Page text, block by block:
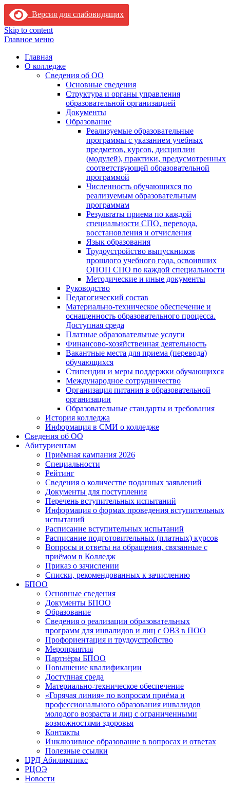
Версия для слабовидящих
Skip to content
Главное меню
Главная
О колледже
Сведения об ОО
Основные сведения
Структура и органы управления
образовательной организацией
Документы
Образование
Реализуемые образовательные
программы с указанием учебных
предметов, курсов, дисциплин
(модулей), практики, предусмотренных
соответствующей образовательной
программой
Численность обучающихся по
реализуемым образовательным
программам
Результаты приема по каждой
специальности СПО, перевода,
восстановления и отчисления
Язык образования
Трудоустройство выпускников
прошлого учебного года, освоивших
ОПОП СПО по каждой специальности
Методические и иные документы
Руководство
Педагогический состав
Материально-техническое обеспечение и
оснащенность образовательного процесса.
Доступная среда
Платные образовательные услуги
Финансово-хозяйственная деятельность
Вакантные места для приема (перевода)
обучающихся
Стипендии и меры поддержки обучающихся
Международное сотрудничество
Организация питания в образовательной
организации
Образовательные стандарты и требования
История колледжа
Информация в СМИ о колледже
Сведения об ОО
Абитуриентам
Приёмная кампания 2026
Специальности
Рейтинг
Сведения о количестве поданных заявлений
Документы для поступления
Перечень вступительных испытаний
Информация о формах проведения вступительных
испытаний
Расписание вступительных испытаний
Расписание подготовительных (платных) курсов
Вопросы и ответы на обращения, связанные с
приёмом в Колледж
Приказ о зачислении
Списки, рекомендованных к зачислению
БПОО
Основные сведения
Документы БПОО
Образование
Сведения о реализации образовательных
программ для инвалидов и лиц с ОВЗ в ПОО
Профориентация и трудоустройство
Мероприятия
Партнёры БПОО
Повышение квалификации
Доступная среда
Материально-техническое обеспечение
«Горячая линия» по вопросам приёма и
профессионального образования инвалидов
молодого возраста и лиц с ограниченными
возможностями здоровья
Контакты
Инклюзивное образование в вопросах и ответах
Полезные ссылки
ЦРД Абилимпикс
РЦОЭ
Новости